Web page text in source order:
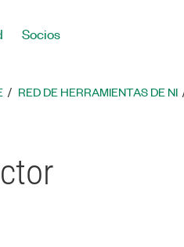
Socios
RED DE HERRAMIENTAS DE NI